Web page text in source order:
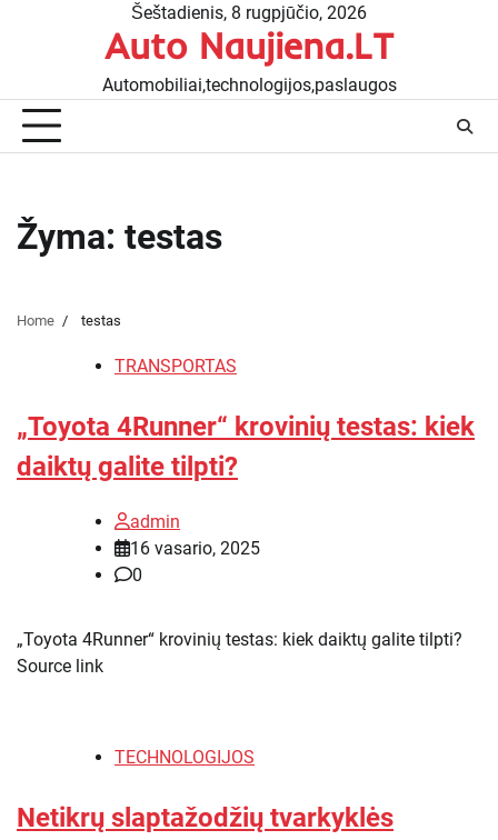
Šeštadienis, 8 rugpjūčio, 2026
Auto Naujiena.LT
Automobiliai,technologijos,paslaugos
Žyma: testas
Home testas
TRANSPORTAS
„Toyota 4Runner“ krovinių testas: kiek
daiktų galite tilpti?
admin
16 vasario, 2025
0
„Toyota 4Runner“ krovinių testas: kiek daiktų galite tilpti?
Source link
TECHNOLOGIJOS
Netikrų slaptažodžių tvarkyklės